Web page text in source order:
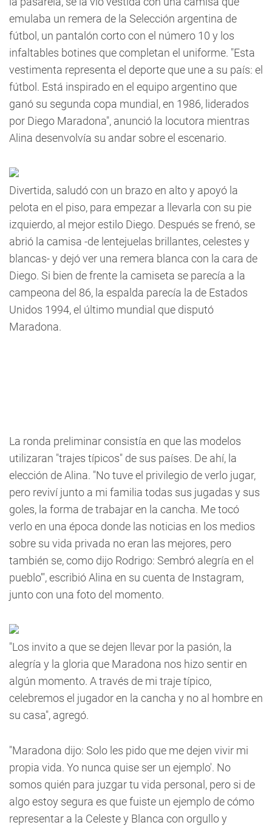
emulaba un remera de la Selección argentina de
fútbol, un pantalón corto con el número 10 y los
infaltables botines que completan el uniforme. "Esta
vestimenta representa el deporte que une a su país: el
fútbol. Está inspirado en el equipo argentino que
ganó su segunda copa mundial, en 1986, liderados
por Diego Maradona", anunció la locutora mientras
Alina desenvolvía su andar sobre el escenario.
Divertida, saludó con un brazo en alto y apoyó la
pelota en el piso, para empezar a llevarla con su pie
izquierdo, al mejor estilo Diego. Después se frenó, se
abrió la camisa -de lentejuelas brillantes, celestes y
blancas- y dejó ver una remera blanca con la cara de
Diego. Si bien de frente la camiseta se parecía a la
campeona del 86, la espalda parecía la de Estados
Unidos 1994, el último mundial que disputó
Maradona.
La ronda preliminar consistía en que las modelos
utilizaran "trajes típicos" de sus países. De ahí, la
elección de Alina. "No tuve el privilegio de verlo jugar,
pero reviví junto a mi familia todas sus jugadas y sus
goles, la forma de trabajar en la cancha. Me tocó
verlo en una época donde las noticias en los medios
sobre su vida privada no eran las mejores, pero
también se, como dijo Rodrigo: Sembró alegría en el
pueblo'", escribió Alina en su cuenta de Instagram,
junto con una foto del momento.
"Los invito a que se dejen llevar por la pasión, la
alegría y la gloria que Maradona nos hizo sentir en
algún momento. A través de mi traje típico,
celebremos el jugador en la cancha y no al hombre en
su casa", agregó.
"Maradona dijo: Solo les pido que me dejen vivir mi
propia vida. Yo nunca quise ser un ejemplo'. No
somos quién para juzgar tu vida personal, pero si de
algo estoy segura es que fuiste un ejemplo de cómo
representar a la Celeste y Blanca con orgullo y